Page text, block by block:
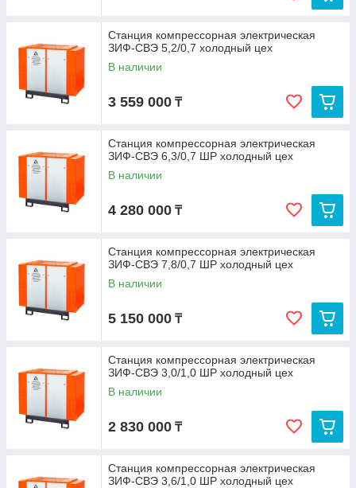
Станция компрессорная электрическая
ЗИФ-СВЭ 5,2/0,7 холодный цех
В наличии
3 559 000 ₸
Станция компрессорная электрическая
ЗИФ-СВЭ 6,3/0,7 ШР холодный цех
В наличии
4 280 000 ₸
Станция компрессорная электрическая
ЗИФ-СВЭ 7,8/0,7 ШР холодный цех
В наличии
5 150 000 ₸
Станция компрессорная электрическая
ЗИФ-СВЭ 3,0/1,0 ШР холодный цех
В наличии
2 830 000 ₸
Станция компрессорная электрическая
ЗИФ-СВЭ 3,6/1,0 ШР холодный цех